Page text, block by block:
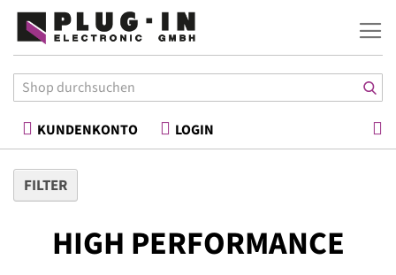
KUNDENKONTO LOGIN
HIGH PERFORMANCE
FILTER